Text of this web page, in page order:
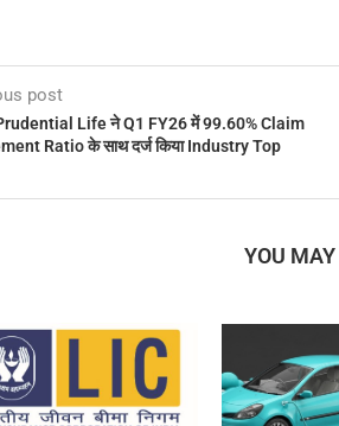
post
Life ने Q1 FY26 में 99.60% Claim
Ratio के साथ दर्ज किया Industry Top
YOU